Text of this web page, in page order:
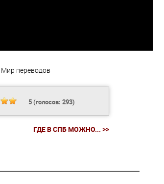
Мир переводов
5(голосов: 293)
ГДЕ В СПБ МОЖНО... >>